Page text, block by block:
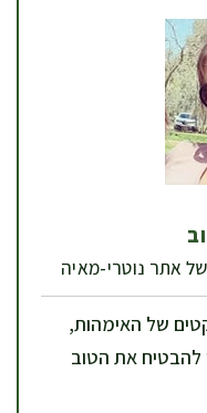
של האימהות,
את הטוב